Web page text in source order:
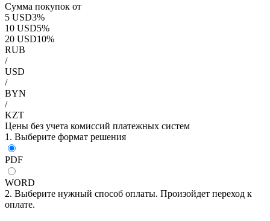
Сумма покупок от
5 USD3%
10 USD5%
20 USD10%
RUB
/
USD
/
BYN
/
KZT
Цены без учета комиссий платежных систем
1. Выберите формат решения
PDF
WORD
2. Выберите нужный способ оплаты. Произойдет переход к
оплате.